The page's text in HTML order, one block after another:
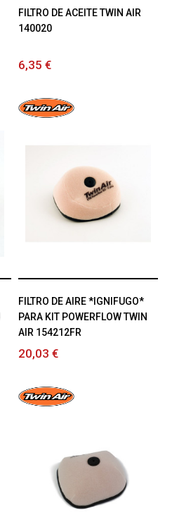
FILTRO DE ACEITE TWIN AIR
140020
6,35 €
FILTRO DE AIRE *IGNIFUGO*
PARA KIT POWERFLOW TWIN
AIR 154212FR
20,03 €